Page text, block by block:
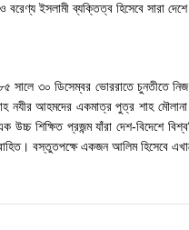
ইসলামী ব্যক্তিত্ব হিসেবে সারা
সালে ৩০ ডিসেম্বর ভোররাতে চুনতীতে
নযীর আহমদের একমাত্র পুত্র শাহ
উচ্চ শিক্ষিত প্রজন্ম যাঁরা দেশ-বিদেশে
বস্তুতপক্ষে একজন আলিম হিসেবে